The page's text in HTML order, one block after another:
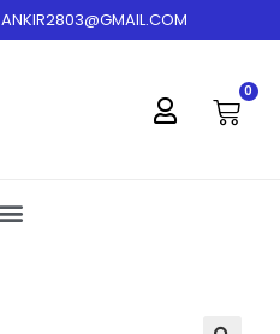
ANKIR2803@GMAIL.COM
0